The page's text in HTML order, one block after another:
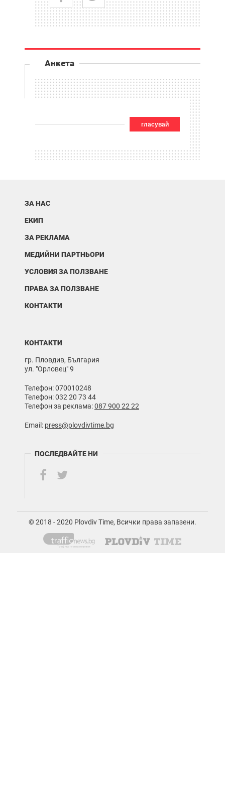
Анкета
гласувай
ЗА НАС
ЕКИП
ЗА РЕКЛАМА
МЕДИЙНИ ПАРТНЬОРИ
УСЛОВИЯ ЗА ПОЛЗВАНЕ
ПРАВА ЗА ПОЛЗВАНЕ
КОНТАКТИ
КОНТАКТИ
гр. Пловдив, България
ул. "Орловец" 9
Телефон: 070010248
Телефон: 032 20 73 44
Телефон за реклама:087 900 22 22
Email: press@plovdivtime.bg
ПОСЛЕДВАЙТЕ НИ
© 2018 - 2020 Plovdiv Time, Всички права запазени.